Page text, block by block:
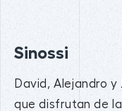
Sinossi
David, Alejandro y
que disfrutan de